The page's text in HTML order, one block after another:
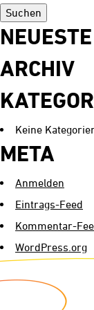
ARCHIV
Keine
META
Anmelden
Eintrags-Feed
Kommentar-
WordPress.org